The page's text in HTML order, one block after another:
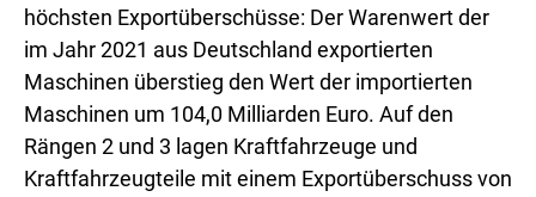
höchsten Exportüberschüsse: Der Warenwert der
im Jahr 2021 aus Deutschland exportierten
Maschinen überstieg den Wert der importierten
Maschinen um 104,0 Milliarden Euro. Auf den
Rängen 2 und 3 lagen Kraftfahrzeuge und
Kraftfahrzeugteile mit einem Exportüberschuss von